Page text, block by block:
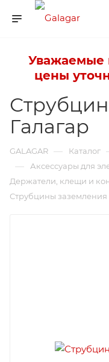
Уважаемые
цены
Галагар
GALAGAR — Каталог
— Аксессуары для
Держатели, клещи и
Струбцины заземления